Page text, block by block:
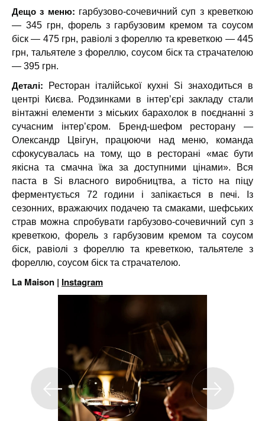
Дещо з меню: гарбузово-сочевичний суп з креветкою
— 345 грн, форель з гарбузовим кремом та соусом
біск — 475 грн, равіолі з фореллю та креветкою — 445
грн, тальятеле з фореллю, соусом біск та страчателою
— 395 грн.
Деталі: Ресторан італійської кухні Si знаходиться в
центрі Києва. Родзинками в інтерʼєрі закладу стали
вінтажні елементи з міських барахолок в поєднанні з
сучасним інтерʼєром. Бренд-шефом ресторану —
Олександр Цвігун, працюючи над меню, команда
сфокусувалась на тому, що в ресторані «має бути
якісна та смачна їжа за доступними цінами». Вся
паста в Si власного виробництва, а тісто на піцу
ферментується 72 години і запікається в печі. Із
сезонних, вражаючих подачею та смаками, шефських
страв можна спробувати гарбузово-сочевичний суп з
креветкою, форель з гарбузовим кремом та соусом
біск, равіолі з фореллю та креветкою, тальятеле з
фореллю, соусом біск та страчателою.
La Maison | Instagram